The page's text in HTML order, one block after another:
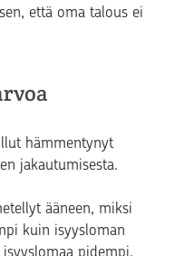
että oma talous ei
hämmentynyt
jakautumisesta.
ääneen, miksi
kuin isyysloman
pidempi.